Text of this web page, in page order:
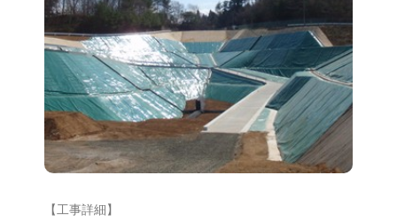
岩沼一般廃棄物最終処分場2
期工事
【工事詳細】